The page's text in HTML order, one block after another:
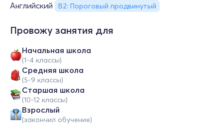
Английский
B2: Пороговый продвинутый
Провожу занятия для
Начальная школа
(1-4 классы)
Средняя школа
(5-9 классы)
Cтаршая школа
(10-12 классы)
Взрослый
(закончил обучение)